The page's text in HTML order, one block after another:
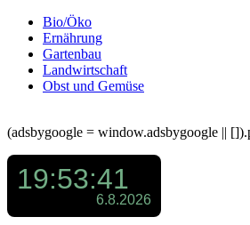
Bio/Öko
Ernährung
Gartenbau
Landwirtschaft
Obst und Gemüse
(adsbygoogle = window.adsbygoogle ||